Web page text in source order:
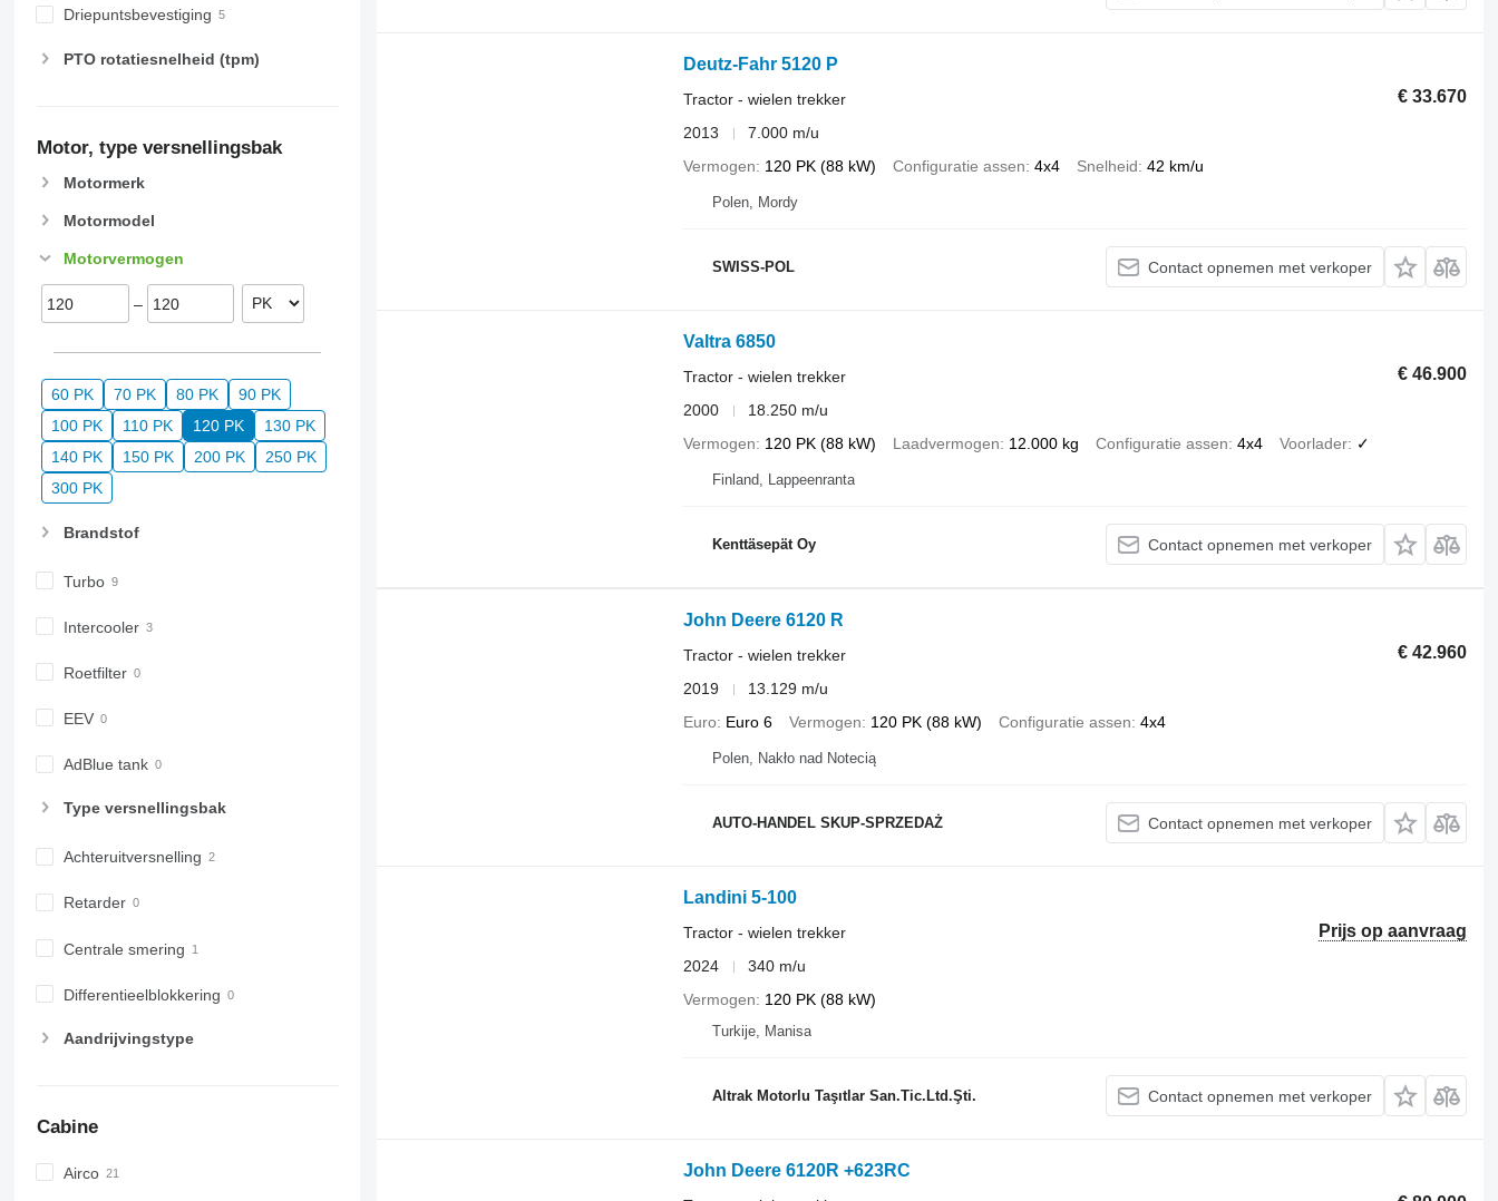
Driepuntsbevestiging
PTO rotatiesnelheid (tpm)
Motor, type versnellingsbak
Motormerk
Motormodel
Motorvermogen
–
60 PK 70 PK 80 PK
90 PK
100 PK
110 PK 120 PK
130 PK
140 PK
150 PK 200 PK
250 PK
300 PK
Brandstof
Turbo
Intercooler
Roetfilter
EEV
AdBlue tank
Type versnellingsbak
Achteruitversnelling
Retarder
Centrale smering
Differentieelblokkering
Aandrijvingstype
Cabine
Airco
Deutz-Fahr 5120 P
€ 33.670
Tractor - wielen trekker
2013
7.000 m/u
Vermogen
120 PK (88 kW) Configuratie assen 4x4 Snelheid 42 km/u
Polen, Mordy
SWISS-POL Contact opnemen met verkoper
Valtra 6850
€ 46.900
Tractor - wielen trekker
2000
18.250 m/u
Vermogen
120 PK (88 kW) Laadvermogen 12.000 kg Configuratie assen 4x4 Voorlader ✓
Finland, Lappeenranta
Kenttäsepät Oy Contact opnemen met verkoper
John Deere 6120 R
€ 42.960
Tractor - wielen trekker
2019
13.129 m/u
Euro
Euro 6 Vermogen 120 PK (88 kW) Configuratie assen 4x4
Polen, Nakło nad Notecią
AUTO-HANDEL SKUP-SPRZEDAŻ Contact opnemen met verkoper
Landini 5-100
Prijs op aanvraag
Tractor - wielen trekker
2024
340 m/u
Vermogen
120 PK (88 kW)
Turkije, Manisa
Altrak Motorlu Taşıtlar San.Tic.Ltd.Şti. Contact opnemen met verkoper
John Deere 6120R +623RC